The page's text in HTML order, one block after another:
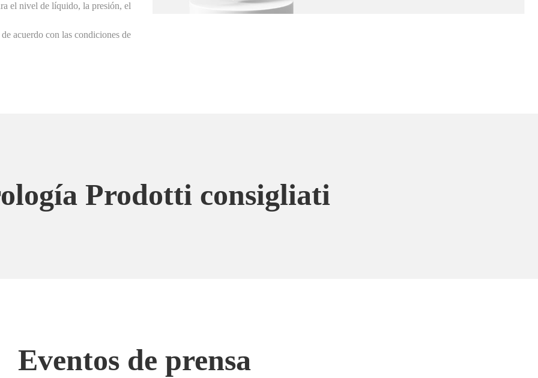
el nivel de líquido, la presión, el
acuerdo con las condiciones de
Prodotti consigliati
Eventos de prensa